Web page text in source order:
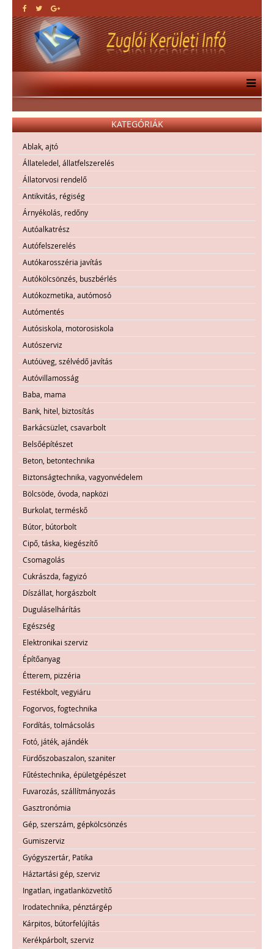
KATEGÓRIÁK
Ablak, ajtó
Állateledel, állatfelszerelés
Állatorvosi rendelő
Antikvitás, régiség
Árnyékolás, redőny
Autóalkatrész
Autófelszerelés
Autókarosszéria javítás
Autókölcsönzés, buszbérlés
Autókozmetika, autómosó
Autómentés
Autósiskola, motorosiskola
Autószerviz
Autóüveg, szélvédő javítás
Autóvillamosság
Baba, mama
Bank, hitel, biztosítás
Barkácsüzlet, csavarbolt
Belsőépítészet
Beton, betontechnika
Biztonságtechnika, vagyonvédelem
Bölcsöde, óvoda, napközi
Burkolat, terméskő
Bútor, bútorbolt
Cipő, táska, kiegészítő
Csomagolás
Cukrászda, fagyizó
Díszállat, horgászbolt
Duguláselhárítás
Egészség
Elektronikai szerviz
Építőanyag
Étterem, pizzéria
Festékbolt, vegyiáru
Fogorvos, fogtechnika
Fordítás, tolmácsolás
Fotó, játék, ajándék
Fürdőszobaszalon, szaniter
Fűtéstechnika, épületgépészet
Fuvarozás, szállítmányozás
Gasztronómia
Gép, szerszám, gépkölcsönzés
Gumiszerviz
Gyógyszertár, Patika
Háztartási gép, szerviz
Ingatlan, ingatlanközvetítő
Irodatechnika, pénztárgép
Kárpitos, bútorfelújítás
Kerékpárbolt, szerviz